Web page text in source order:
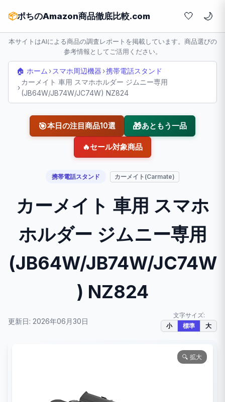
📦ポちのAmazon商品徹底比較.com 🤍
本サイトはAIによる商品の調査レポートを掲載しています。商品選びの
参考情報としてご活用ください。
🏠 ホーム › スマホ周辺機器 ›携帯電話スタンド
›
カーメイト 車用 スマホホルダー ジムニー専用
(JB64W/JB74W/JC74W) NZ824
🎯本日の注目商品10選 🎁あともう一品
🔥セール対象商品
携帯電話スタンド カーメイト(Carmate)
カーメイト 車用 スマホ
ホルダー ジムニー専用
(JB64W/JB74W/JC74W
) NZ824
更新日: 2026年06月30日
文字サイズ:
小 標準 大
🔍 拡大